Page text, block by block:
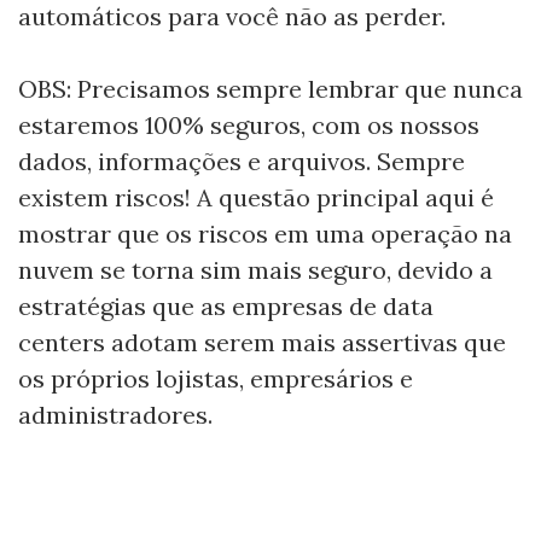
automáticos para você não as perder.
OBS: Precisamos sempre lembrar que nunca
estaremos 100% seguros, com os nossos
dados, informações e arquivos. Sempre
existem riscos! A questão principal aqui é
mostrar que os riscos em uma operação na
nuvem se torna sim mais seguro, devido a
estratégias que as empresas de data
centers adotam serem mais assertivas que
os próprios lojistas, empresários e
administradores.